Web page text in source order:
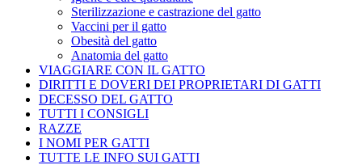
Sterilizzazione e castrazione del gatto
Vaccini per il gatto
Obesità del gatto
Anatomia del gatto
VIAGGIARE CON IL GATTO
DIRITTI E DOVERI DEI PROPRIETARI DI GATTI
DECESSO DEL GATTO
TUTTI I CONSIGLI
RAZZE
I NOMI PER GATTI
TUTTE LE INFO SUI GATTI